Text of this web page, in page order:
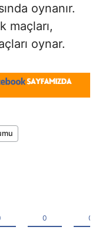
oynanır.
maçları,
oynar.